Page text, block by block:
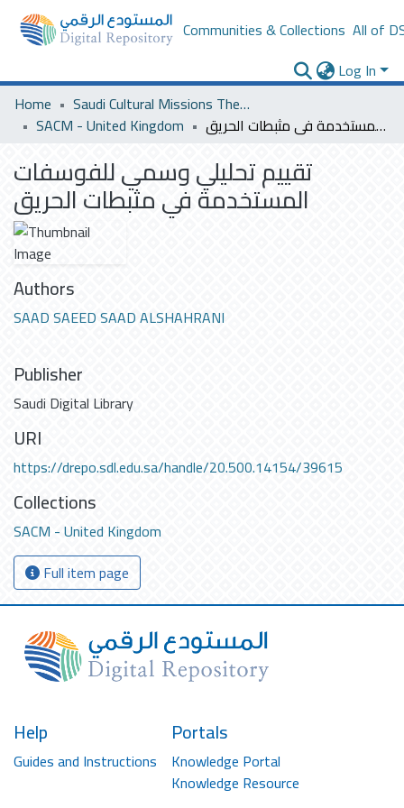
Communities & Collections All of
Log In
Home
Saudi Cultural Missions Theses & Dissertations
SACM - United Kingdom
تقييم تحليلي وسمي للفوسفات المستخدمة في مثبطات الحريق
تقييم تحليلي وسمي للفوسفات
المستخدمة في مثبطات الحريق
Authors
SAAD SAEED SAAD ALSHAHRANI
Publisher
Saudi Digital Library
URI
https://drepo.sdl.edu.sa/handle/20.500.14154/39615
Collections
SACM - United Kingdom
Full item page
Help
Guides and Instructions
Portals
Knowledge Portal
Knowledge Resource